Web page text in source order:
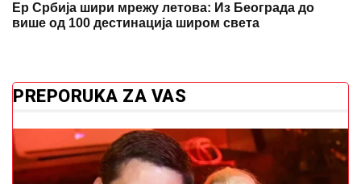
Ер Србија шири мрежу летова: Из Београда до
више од 100 дестинација широм света
PREPORUKA ZA VAS